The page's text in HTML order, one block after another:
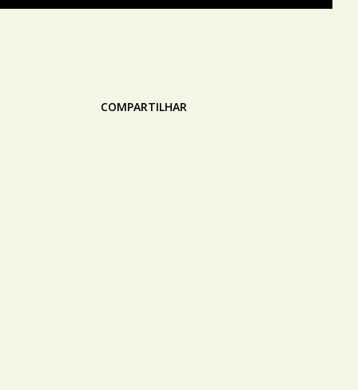
COMPARTILHAR